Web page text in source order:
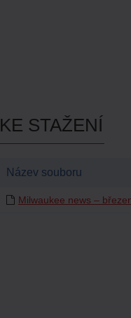
KE STAŽENÍ
Název souboru
Milwaukee news –